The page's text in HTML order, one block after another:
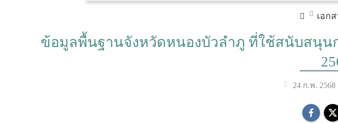
เอก
ข้อมูลพื้นฐานจังหวัดหนองบัวลำภู ที่ใช้สนับสนุน
24 ก.พ. 2568